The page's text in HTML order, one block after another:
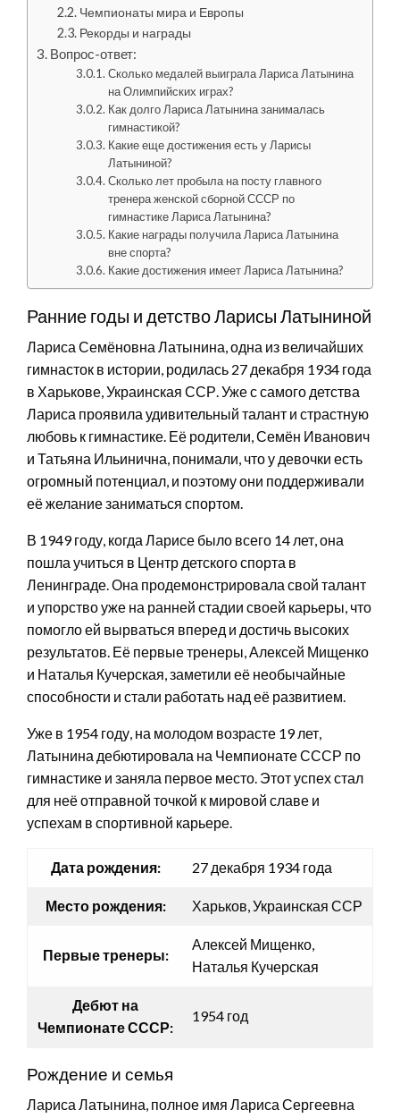
Чемпионаты мира и Европы
Рекорды и награды
Вопрос-ответ:
Сколько медалей выиграла Лариса Латынина
на Олимпийских играх?
Как долго Лариса Латынина занималась
гимнастикой?
Какие еще достижения есть у Ларисы
Латыниной?
Сколько лет пробыла на посту главного
тренера женской сборной СССР по
гимнастике Лариса Латынина?
Какие награды получила Лариса Латынина
вне спорта?
Какие достижения имеет Лариса Латынина?
Ранние годы и детство Ларисы Латыниной
Лариса Семёновна Латынина, одна из величайших
гимнасток в истории, родилась 27 декабря 1934 года
в Харькове, Украинская ССР. Уже с самого детства
Лариса проявила удивительный талант и страстную
любовь к гимнастике. Её родители, Семён Иванович
и Татьяна Ильинична, понимали, что у девочки есть
огромный потенциал, и поэтому они поддерживали
её желание заниматься спортом.
В 1949 году, когда Ларисе было всего 14 лет, она
пошла учиться в Центр детского спорта в
Ленинграде. Она продемонстрировала свой талант
и упорство уже на ранней стадии своей карьеры, что
помогло ей вырваться вперед и достичь высоких
результатов. Её первые тренеры, Алексей Мищенко
и Наталья Кучерская, заметили её необычайные
способности и стали работать над её развитием.
Уже в 1954 году, на молодом возрасте 19 лет,
Латынина дебютировала на Чемпионате СССР по
гимнастике и заняла первое место. Этот успех стал
для неё отправной точкой к мировой славе и
успехам в спортивной карьере.
Дата рождения: 27 декабря 1934 года
Место рождения: Харьков, Украинская ССР
Первые тренеры:
Алексей Мищенко,
Наталья Кучерская
Дебют на
Чемпионате СССР:
1954 год
Рождение и семья
Лариса Латынина, полное имя Лариса Сергеевна